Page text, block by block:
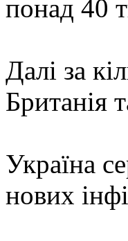
понад 40
Далі за
Британія
Україна
нових